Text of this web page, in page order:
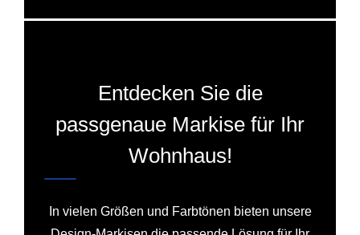
Entdecken Sie die
passgenaue Markise für Ihr
Wohnhaus!
In vielen Größen und Farbtönen bieten unsere